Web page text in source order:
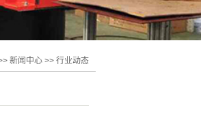
新闻中心>> 行业动态